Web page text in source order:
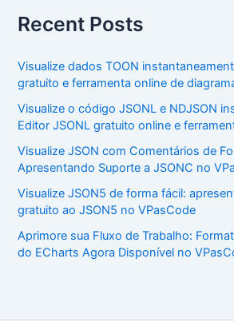
Recent Posts
Visualize dados TOON
gratuito e ferramenta online de
Visualize o código JSONL e NDJSON
Editor JSONL gratuito online e
Visualize JSON com Comentários de
Apresentando Suporte a JSONC no
Visualize JSON5 de forma fácil:
gratuito ao JSON5 no VPasCode
Aprimore sua Fluxo de Trabalho:
do ECharts Agora Disponível no